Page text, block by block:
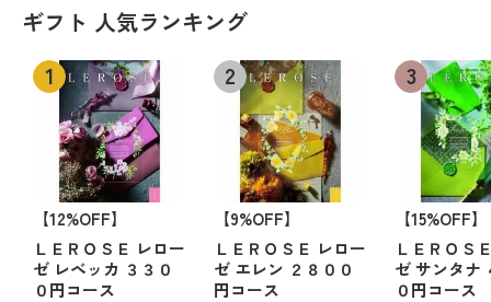
ギフト 人気ランキング
【12%OFF】
ＬＥＲＯＳＥ レロー
ゼ レベッカ ３３０
０円コース
【9%OFF】
ＬＥＲＯＳＥ レロー
ゼ エレン ２８００
円コース
【15%OFF】
ＬＥＲＯＳ
ゼ サンタナ
０円コース